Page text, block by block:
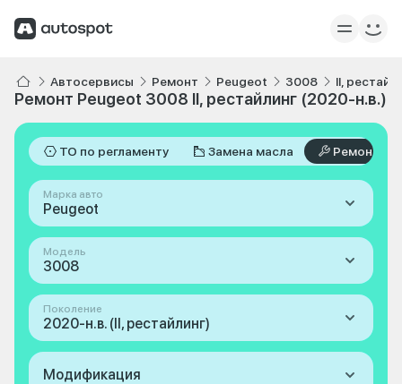
Автосервисы Ремонт Peugeot 3008 II,
Ремонт Peugeot 3008 II, рестайлинг (2020-н.в.)
ТО по регламенту Замена масла Ремонт
Марка авто
Peugeot
Модель
3008
Поколение
2020-н.в. (II, рестайлинг)
Модификация